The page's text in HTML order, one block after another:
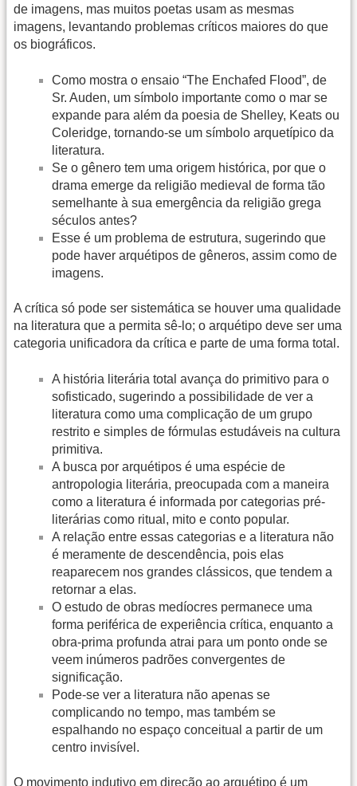
de imagens, mas muitos poetas usam as mesmas
imagens, levantando problemas críticos maiores do que
os biográficos.
Como mostra o ensaio “The Enchafed Flood”, de
Sr. Auden, um símbolo importante como o mar se
expande para além da poesia de Shelley, Keats ou
Coleridge, tornando-se um símbolo arquetípico da
literatura.
Se o gênero tem uma origem histórica, por que o
drama emerge da religião medieval de forma tão
semelhante à sua emergência da religião grega
séculos antes?
Esse é um problema de estrutura, sugerindo que
pode haver arquétipos de gêneros, assim como de
imagens.
A crítica só pode ser sistemática se houver uma qualidade
na literatura que a permita sê-lo; o arquétipo deve ser uma
categoria unificadora da crítica e parte de uma forma total.
A história literária total avança do primitivo para o
sofisticado, sugerindo a possibilidade de ver a
literatura como uma complicação de um grupo
restrito e simples de fórmulas estudáveis na cultura
primitiva.
A busca por arquétipos é uma espécie de
antropologia literária, preocupada com a maneira
como a literatura é informada por categorias pré-
literárias como ritual, mito e conto popular.
A relação entre essas categorias e a literatura não
é meramente de descendência, pois elas
reaparecem nos grandes clássicos, que tendem a
retornar a elas.
O estudo de obras medíocres permanece uma
forma periférica de experiência crítica, enquanto a
obra-prima profunda atrai para um ponto onde se
veem inúmeros padrões convergentes de
significação.
Pode-se ver a literatura não apenas se
complicando no tempo, mas também se
espalhando no espaço conceitual a partir de um
centro invisível.
O movimento indutivo em direção ao arquétipo é um